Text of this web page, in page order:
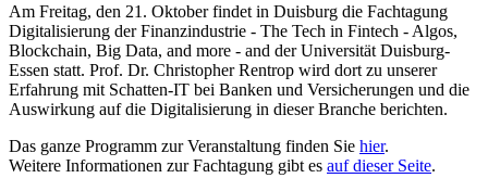
Am Freitag, den 21. Oktober findet in Duisburg die Fachtagung
Digitalisierung der Finanzindustrie - The Tech in Fintech - Algos,
Blockchain, Big Data, and more - and der Universität Duisburg-
Essen statt. Prof. Dr. Christopher Rentrop wird dort zu unserer
Erfahrung mit Schatten-IT bei Banken und Versicherungen und die
Auswirkung auf die Digitalisierung in dieser Branche berichten.
Das ganze Programm zur Veranstaltung finden Sie hier.
Weitere Informationen zur Fachtagung gibt es auf dieser Seite.